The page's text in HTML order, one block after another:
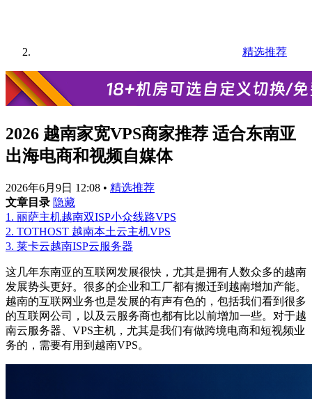
精选推荐
2026 越南家宽VPS商家推荐 适合东南亚
出海电商和视频自媒体
2026年6月9日 12:08 • 精选推荐
文章目录 隐藏
1. 丽萨主机越南双ISP小众线路VPS
2. TOTHOST 越南本土云主机VPS
3. 莱卡云越南ISP云服务器
这几年东南亚的互联网发展很快，尤其是拥有人数众多的越南
发展势头更好。很多的企业和工厂都有搬迁到越南增加产能。
越南的互联网业务也是发展的有声有色的，包括我们看到很多
的互联网公司，以及云服务商也都有比以前增加一些。对于越
南云服务器、VPS主机，尤其是我们有做跨境电商和短视频业
务的，需要有用到越南VPS。